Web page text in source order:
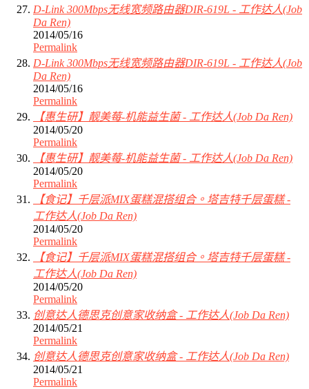
D-Link 300Mbps无线宽频路由器DIR-619L - 工作达人(Job
Da Ren)
2014/05/16
Permalink
D-Link 300Mbps无线宽频路由器DIR-619L - 工作达人(Job
Da Ren)
2014/05/16
Permalink
【惠生研】靓美莓-机能益生菌 - 工作达人(Job Da Ren)
2014/05/20
Permalink
【惠生研】靓美莓-机能益生菌 - 工作达人(Job Da Ren)
2014/05/20
Permalink
【食记】千层派MIX蛋糕混搭组合。塔吉特千层蛋糕 -
工作达人(Job Da Ren)
2014/05/20
Permalink
【食记】千层派MIX蛋糕混搭组合。塔吉特千层蛋糕 -
工作达人(Job Da Ren)
2014/05/20
Permalink
创意达人德思克创意家收纳盒 - 工作达人(Job Da Ren)
2014/05/21
Permalink
创意达人德思克创意家收纳盒 - 工作达人(Job Da Ren)
2014/05/21
Permalink